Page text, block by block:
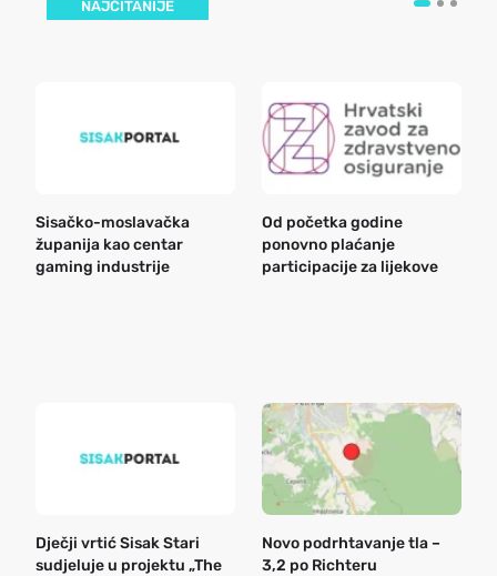
NAJČITANIJE
Sisačko-moslavačka
županija kao centar
gaming industrije
Od početka godine
ponovno plaćanje
participacije za lijekove
Dječji vrtić Sisak Stari
sudjeluje u projektu „The
Novo podrhtavanje tla –
3,2 po Richteru